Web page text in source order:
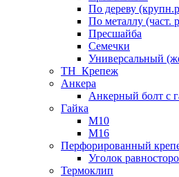
По дереву
По металлу (част.
Пресшайба
Семечки
Универсальный
ТН_Крепеж
Анкера
Анкерный болт с
Гайка
М10
М16
Перфорированный
Уголок
Термоклип